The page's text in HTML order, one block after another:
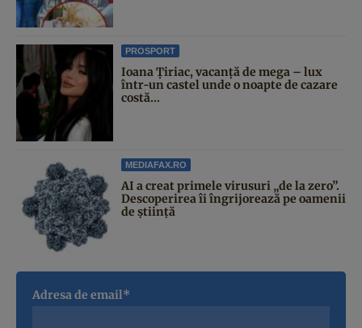
PROSPORT
Ioana Țiriac, vacanță de mega – lux
într-un castel unde o noapte de cazare
costă...
MEDIAFAX.RO
AI a creat primele virusuri „de la zero”.
Descoperirea îi îngrijorează pe oamenii
de știință
Adresa de email*